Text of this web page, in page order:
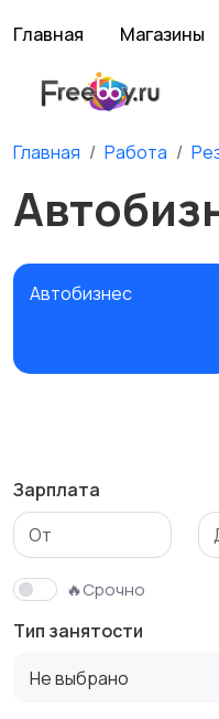
Главная Магазины
Главная Работа
Автобизнес
Медицина
Производство
Зарплата
🔥Срочно
Тип занятости
Не выбрано